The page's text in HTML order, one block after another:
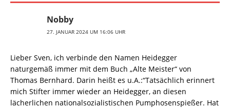
Nobby
27. JANUAR 2024 UM 16:06 UHR
Lieber Sven, ich verbinde den Namen Heidegger
naturgemäß immer mit dem Buch „Alte Meister“ von
Thomas Bernhard. Darin heißt es u.A.:“Tatsächlich erinnert
mich Stifter immer wieder an Heidegger, an diesen
lächerlichen nationalsozialistischen Pumphosenspießer. Hat